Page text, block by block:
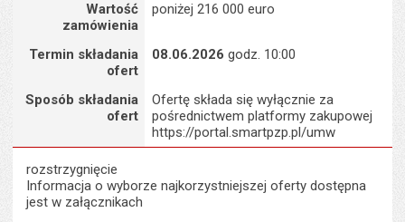
Wartość
zamówienia
poniżej 216 000 euro
Termin składania
ofert
08.06.2026 godz. 10:00
Sposób składania
ofert
Ofertę składa się wyłącznie za
pośrednictwem platformy zakupowej
https://portal.smartpzp.pl/umw
rozstrzygnięcie
Informacja o wyborze najkorzystniejszej oferty dostępna
jest w załącznikach